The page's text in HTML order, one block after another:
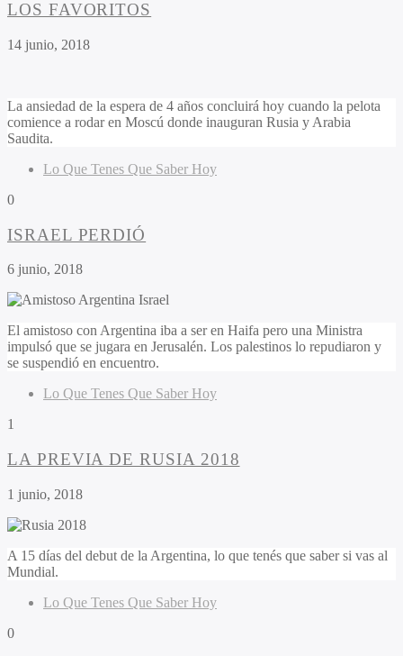
LOS FAVORITOS
14 junio, 2018
La ansiedad de la espera de 4 años concluirá hoy cuando la pelota
comience a rodar en Moscú donde inauguran Rusia y Arabia
Saudita.
Lo Que Tenes Que Saber Hoy
0
ISRAEL PERDIÓ
6 junio, 2018
El amistoso con Argentina iba a ser en Haifa pero una Ministra
impulsó que se jugara en Jerusalén. Los palestinos lo repudiaron y
se suspendió en encuentro.
Lo Que Tenes Que Saber Hoy
1
LA PREVIA DE RUSIA 2018
1 junio, 2018
A 15 días del debut de la Argentina, lo que tenés que saber si vas al
Mundial.
Lo Que Tenes Que Saber Hoy
0